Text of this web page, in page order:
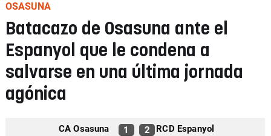
OSASUNA
Batacazo de Osasuna ante el
Espanyol que le condena a
salvarse en una última jornada
agónica
CA Osasuna 1 2 RCD Espanyol